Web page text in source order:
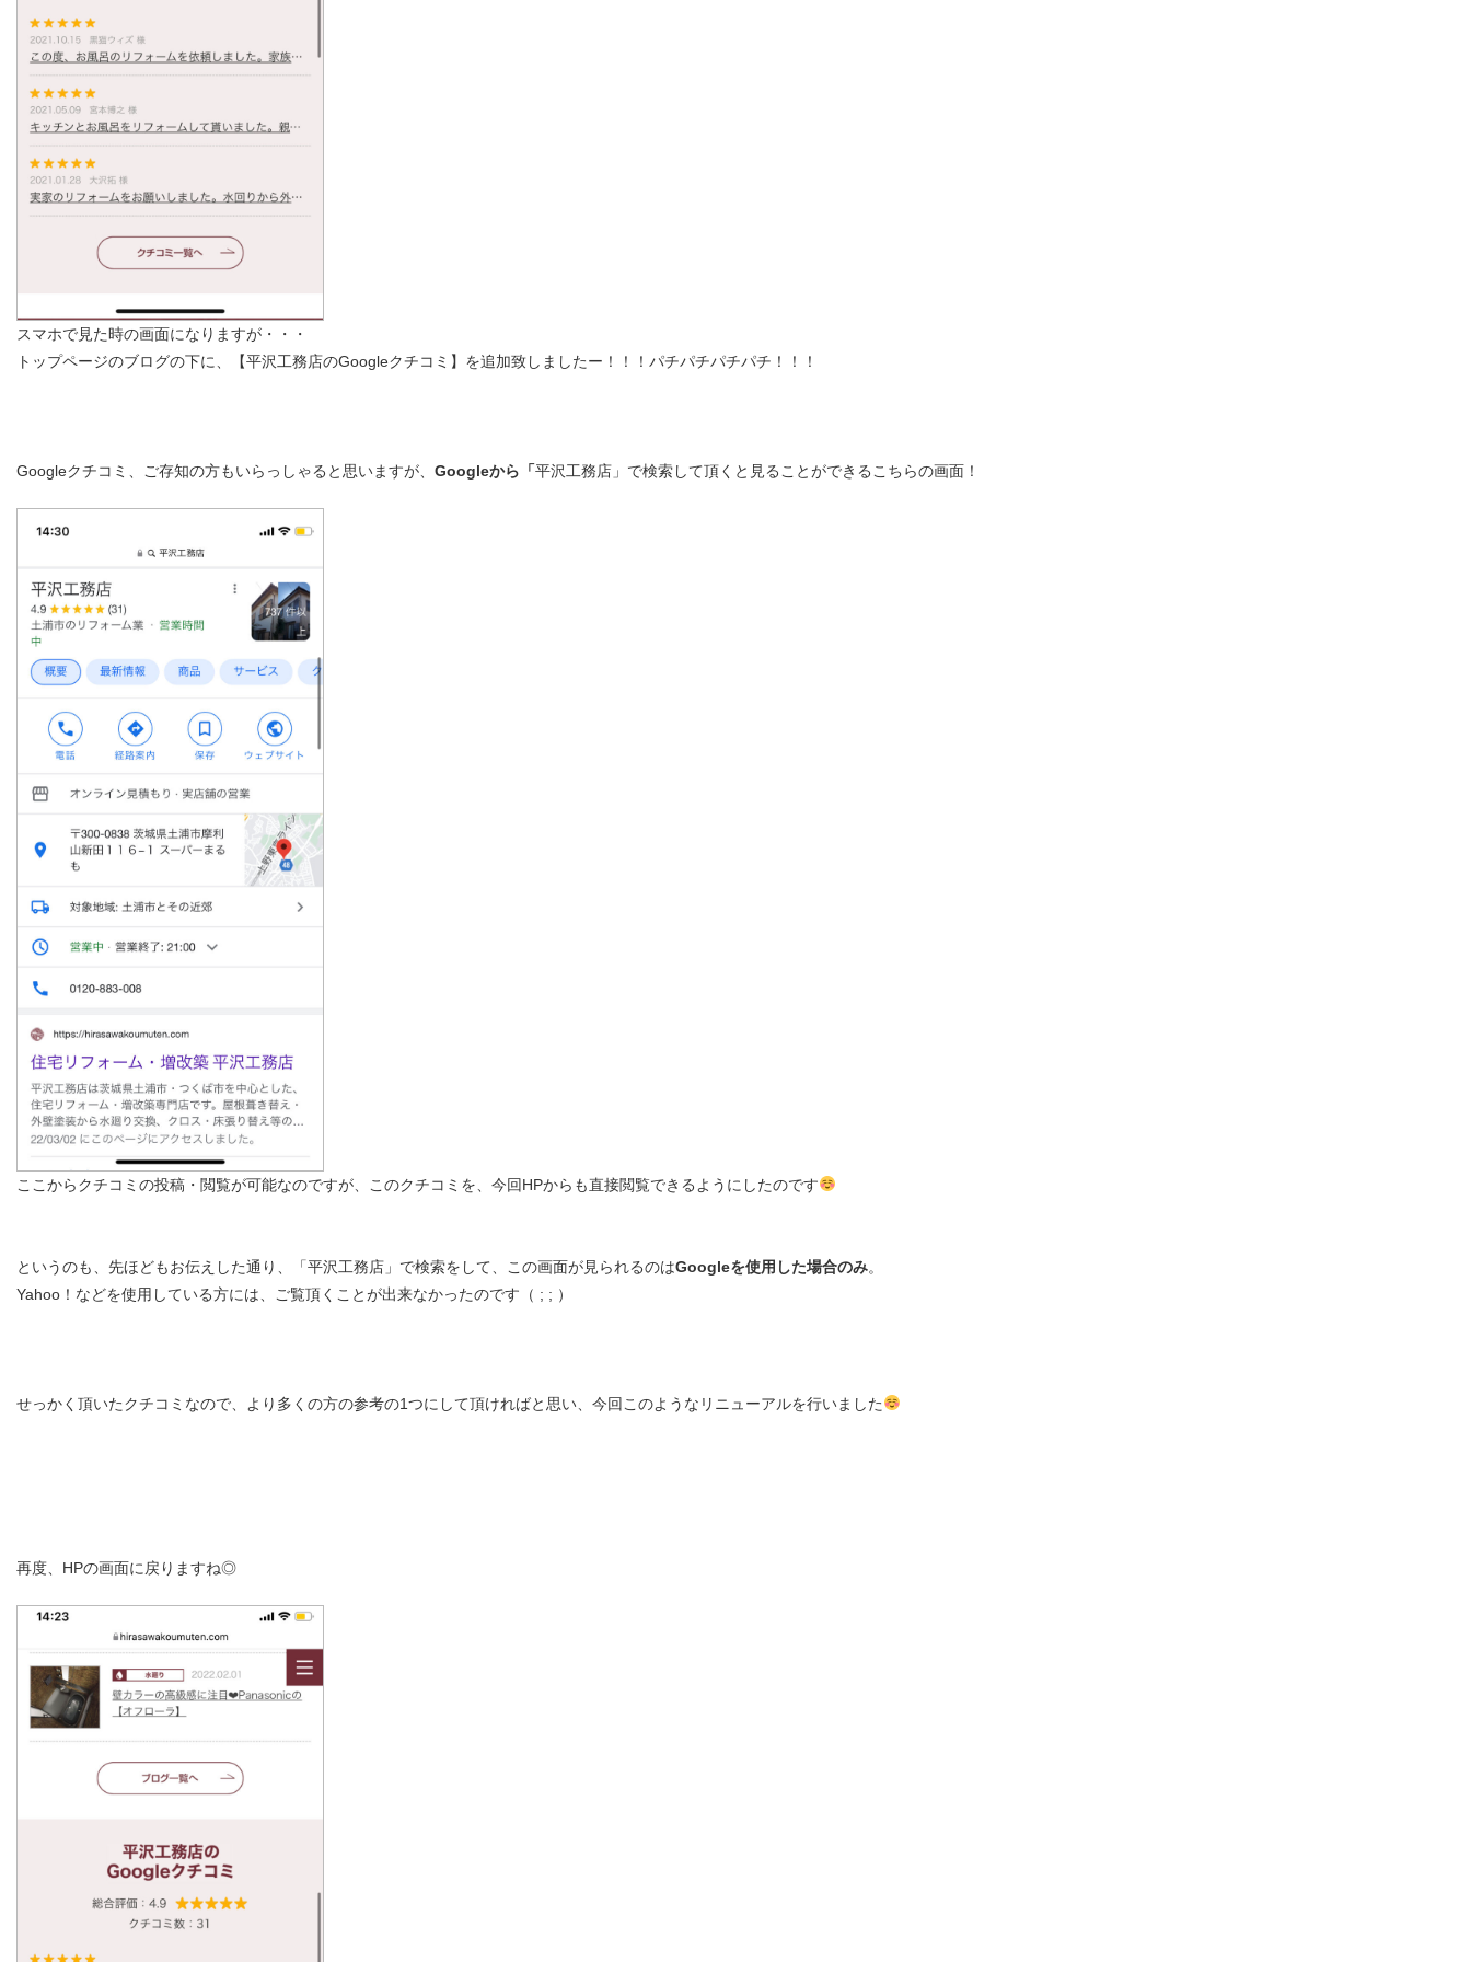
スマホで見た時の画面になりますが・・・
トップページのブログの下に、【平沢工務店のGoogleクチコミ】を追加致しましたー！！！パチパチパチパチ！！！
Googleクチコミ、ご存知の方もいらっしゃると思いますが、 Googleから「平沢工務店」で検索して頂くと見ることができるこちらの画面！
ここからクチコミの投稿・閲覧が可能なのですが、このクチコミを、今回HPからも直接閲覧できるようにしたのです
というのも、先ほどもお伝えした通り、「平沢工務店」で検索をして、この画面が見られるのはGoogleを使用した場合のみ。
Yahoo！などを使用している方には、ご覧頂くことが出来なかったのです（ ; ; ）
せっかく頂いたクチコミなので、より多くの方の参考の1つにして頂ければと思い、今回このようなリニューアルを行いました
再度、HPの画面に戻りますね◎